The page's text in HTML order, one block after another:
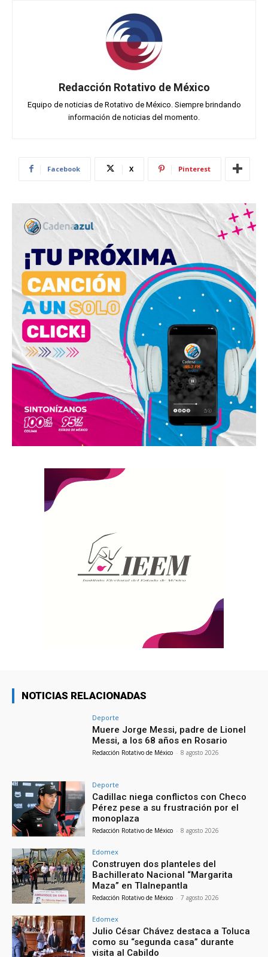
Redacción Rotativo de México
Equipo de noticias de Rotativo de México. Siempre brindando
información de noticias del momento.
Facebook X Pinterest
NOTICIAS RELACIONADAS
Deporte
Muere Jorge Messi, padre de Lionel
Messi, a los 68 años en Rosario
Redacción Rotativo de México - 8 agosto 2026
Deporte
Cadillac niega conflictos con Checo
Pérez pese a su frustración por el
monoplaza
Redacción Rotativo de México - 8 agosto 2026
Edomex
Construyen dos planteles del
Bachillerato Nacional “Margarita
Maza” en Tlalnepantla
Redacción Rotativo de México - 7 agosto 2026
Edomex
Julio César Chávez destaca a Toluca
como su “segunda casa” durante
visita al Cabildo